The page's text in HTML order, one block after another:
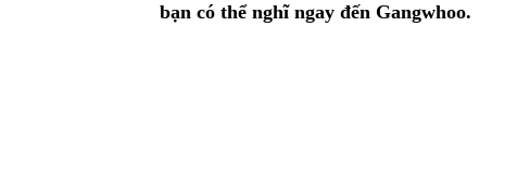
bạn có thể nghĩ ngay đến Gangwhoo.